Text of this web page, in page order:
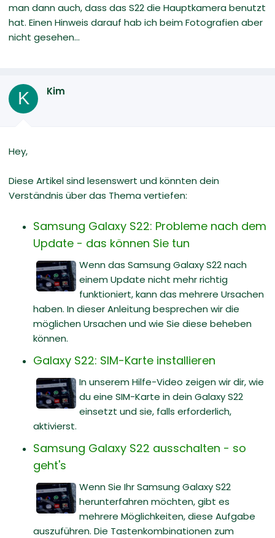
man dann auch, dass das S22 die Hauptkamera benutzt
hat. Einen Hinweis darauf hab ich beim Fotografien aber
nicht gesehen...
K Kim
Hey,
Diese Artikel sind lesenswert und könnten dein
Verständnis über das Thema vertiefen:
Samsung Galaxy S22: Probleme nach dem
Update - das können Sie tun
Wenn das Samsung Galaxy S22 nach
einem Update nicht mehr richtig
funktioniert, kann das mehrere Ursachen
haben. In dieser Anleitung besprechen wir die
möglichen Ursachen und wie Sie diese beheben
können.
Galaxy S22: SIM-Karte installieren
In unserem Hilfe-Video zeigen wir dir, wie
du eine SIM-Karte in dein Galaxy S22
einsetzt und sie, falls erforderlich,
aktivierst.
Samsung Galaxy S22 ausschalten - so
geht's
Wenn Sie Ihr Samsung Galaxy S22
herunterfahren möchten, gibt es
mehrere Möglichkeiten, diese Aufgabe
auszuführen. Die Tastenkombinationen zum